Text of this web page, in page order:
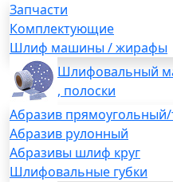
Запчасти
Комплектующие
Шлиф машины / жирафы
Шлифовальный
, полоски
Абразив
Абразив рулонный
Абразивы шлиф круг
Шлифовальные губки